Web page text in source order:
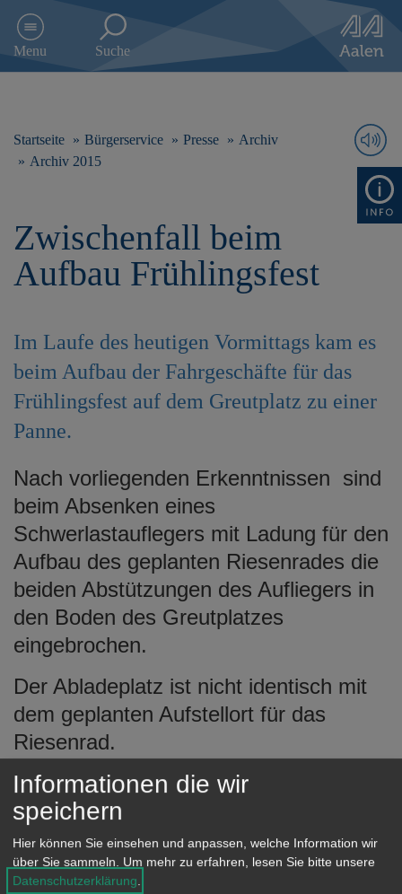
e
Menu Suche
Startseite Bürgerservice Presse
Archiv
Archiv 2015
Zwischenfall beim
Aufbau Frühlingsfest
Im Laufe des heutigen Vormittags kam es
beim Aufbau der Fahrgeschäfte für das
Frühlingsfest auf dem Greutplatz zu einer
Panne.
Nach vorliegenden Erkenntnissen sind
beim Absenken eines
Schwerlastauflegers mit Ladung für den
Aufbau des geplanten Riesenrades die
beiden Abstützungen des Aufliegers in
den Boden des Greutplatzes
eingebrochen.
Der Abladeplatz ist nicht identisch mit
dem geplanten Aufstellort für das
Riesenrad.
Bürgermeister Wolf-Dietrich
Fehrenbacher und Mitar-beiter der
zuständigen Fachämter begaben sich
umge-hend vor Ort, um den Vorfall zu
begutachten und an einer Lösung
Informationen die wir
speichern
Hier können Sie einsehen und anpassen, welche Information wir
über Sie sammeln.
Um mehr zu erfahren, lesen Sie bitte unsere
Datenschutzerklärung